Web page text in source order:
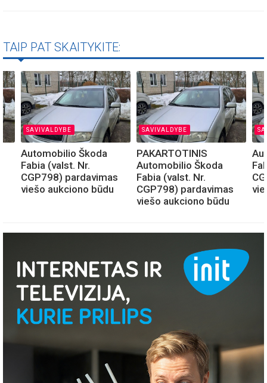
TAIP PAT SKAITYKITE:
SAVIVALDYBE
Automobilio Škoda
Fabia (valst. Nr.
CGP798) pardavimas
viešo aukciono būdu
SAVIVALDYBE
PAKARTOTINIS
Automobilio Škoda
Fabia (valst. Nr.
CGP798) pardavimas
viešo aukciono būdu